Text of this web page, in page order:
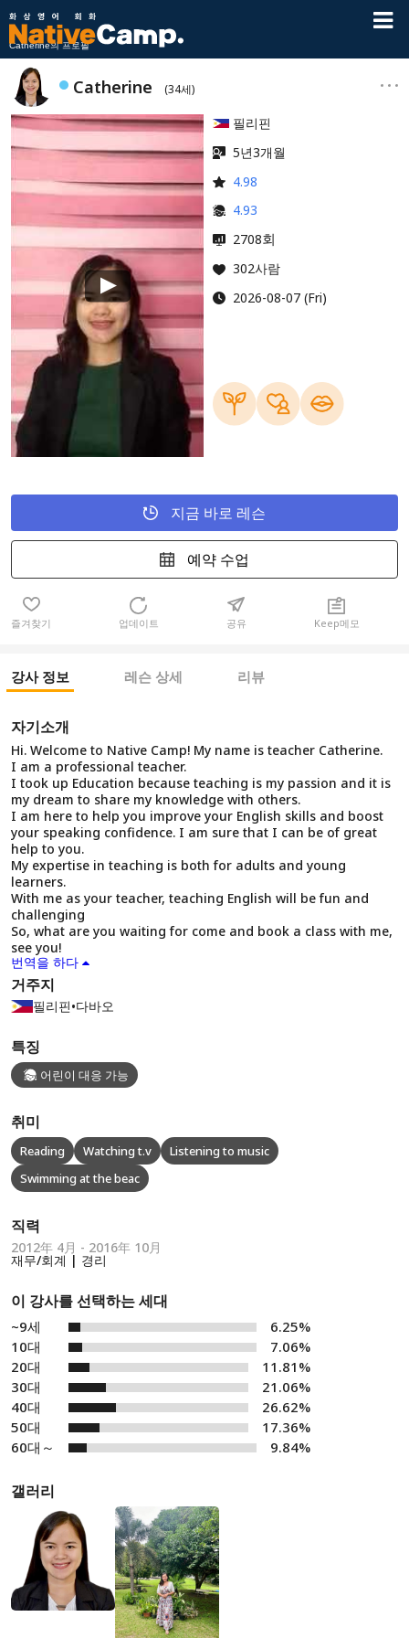
Catherine의 프로필
Catherine (34세)
필리핀
5년3개월
4.98
4.93
2708회
302사람
2026-08-07 (Fri)
지금 바로 레슨
예약 수업
즐겨찾기 업데이트 공유 Keep메모
강사 정보 레슨 상세 리뷰
자기소개
Hi. Welcome to Native Camp! My name is teacher Catherine.
I am a professional teacher.
I took up Education because teaching is my passion and it is
my dream to share my knowledge with others.
I am here to help you improve your English skills and boost
your speaking confidence. I am sure that I can be of great
help to you.
My expertise in teaching is both for adults and young
learners.
With me as your teacher, teaching English will be fun and
challenging
So, what are you waiting for come and book a class with me,
see you!
번역을 하다
거주지
필리핀•다바오
특징
어린이 대응 가능
취미
Reading Watching t.v
Listening to music
Swimming at the beac
직력
2012年 4月 - 2016年 10月
재무/회계 | 경리
이 강사를 선택하는 세대
~9세
6.25%
10대
7.06%
20대
11.81%
30대
21.06%
40대
26.62%
50대
17.36%
60대～
9.84%
갤러리